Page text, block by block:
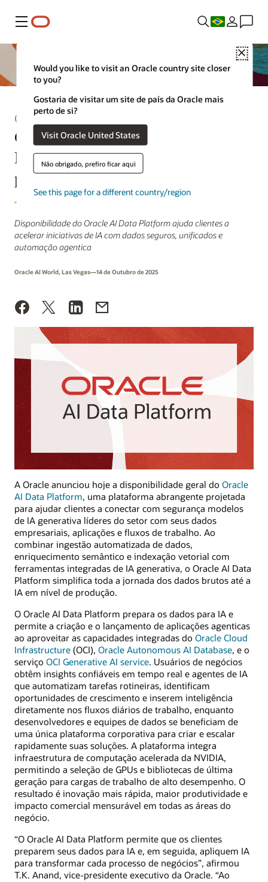
Menu
Close
Would you like to visit an Oracle country site closer
to you?
Gostaria de visitar um site de país da Oracle mais
perto de si?
Visit Oracle United States
Não obrigado, prefiro ficar aqui
See this page for a different country/region
Comunicado à imprensa
Oracle apresenta AI Data
Platform, fortalecendo clientes
para inovar na era da IA
Disponibilidade do Oracle AI Data Platform ajuda clientes a
acelerar iniciativas de IA com dados seguros, unificados e
automação agentica
Oracle AI World, Las Vegas—14 de Outubro de 2025
A Oracle anunciou hoje a disponibilidade geral do Oracle
AI Data Platform, uma plataforma abrangente projetada
para ajudar clientes a conectar com segurança modelos
de IA generativa líderes do setor com seus dados
empresariais, aplicações e fluxos de trabalho. Ao
combinar ingestão automatizada de dados,
enriquecimento semântico e indexação vetorial com
ferramentas integradas de IA generativa, o Oracle AI Data
Platform simplifica toda a jornada dos dados brutos até a
IA em nível de produção.
O Oracle AI Data Platform prepara os dados para IA e
permite a criação e o lançamento de aplicações agenticas
ao aproveitar as capacidades integradas do Oracle Cloud
Infrastructure (OCI), Oracle Autonomous AI Database, e o
serviço OCI Generative AI service. Usuários de negócios
obtêm insights confiáveis em tempo real e agentes de IA
que automatizam tarefas rotineiras, identificam
oportunidades de crescimento e inserem inteligência
diretamente nos fluxos diários de trabalho, enquanto
desenvolvedores e equipes de dados se beneficiam de
uma única plataforma corporativa para criar e escalar
rapidamente suas soluções. A plataforma integra
infraestrutura de computação acelerada da NVIDIA,
permitindo a seleção de GPUs e bibliotecas de última
geração para cargas de trabalho de alto desempenho. O
resultado é inovação mais rápida, maior produtividade e
impacto comercial mensurável em todas as áreas do
negócio.
“O Oracle AI Data Platform permite que os clientes
preparem seus dados para IA e, em seguida, apliquem IA
para transformar cada processo de negócios”, afirmou
T.K. Anand, vice-presidente executivo da Oracle. “Ao